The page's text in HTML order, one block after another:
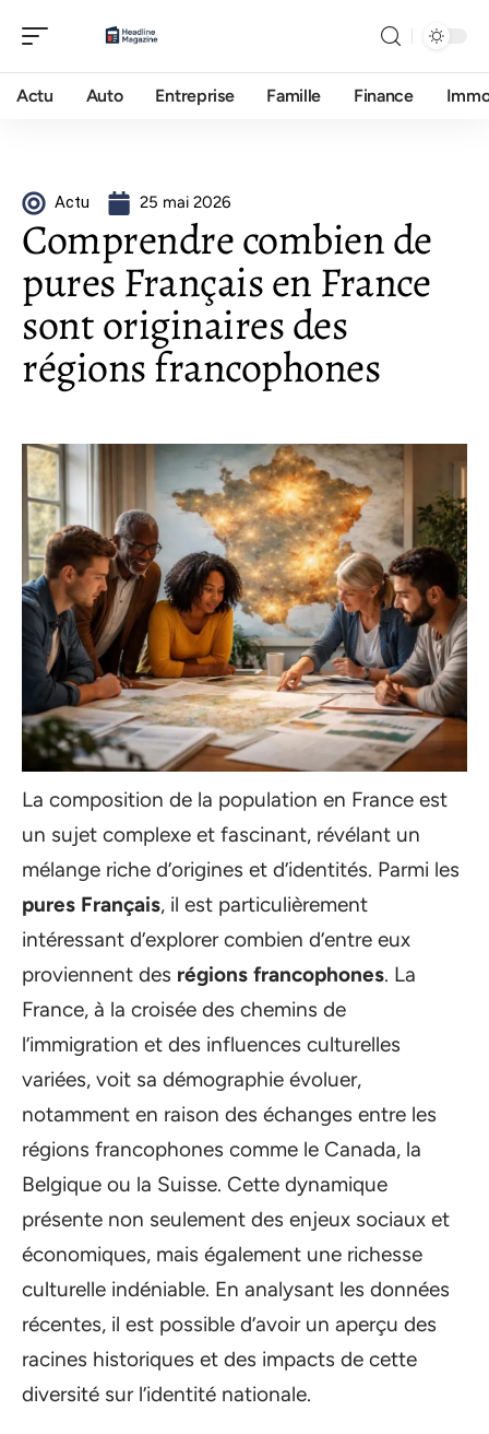
Actu Auto Entreprise Famille Finance
Actu 25 mai 2026
Comprendre combien de
pures Français en France
sont originaires des
régions francophones
La composition de la population en France est
un sujet complexe et fascinant, révélant un
mélange riche d’origines et d’identités. Parmi les
pures Français, il est particulièrement
intéressant d’explorer combien d’entre eux
proviennent des régions francophones. La
France, à la croisée des chemins de
l’immigration et des influences culturelles
variées, voit sa démographie évoluer,
notamment en raison des échanges entre les
régions francophones comme le Canada, la
Belgique ou la Suisse. Cette dynamique
présente non seulement des enjeux sociaux et
économiques, mais également une richesse
culturelle indéniable. En analysant les données
récentes, il est possible d’avoir un aperçu des
racines historiques et des impacts de cette
diversité sur l’identité nationale.